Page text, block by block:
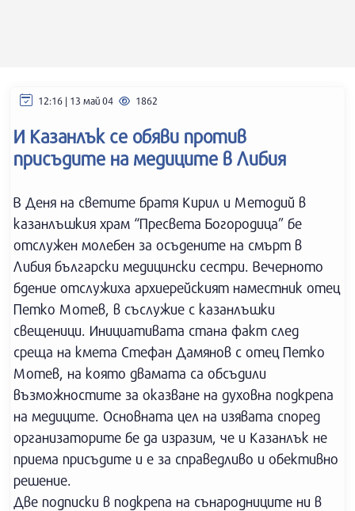
12:16 | 13 май 04 1862
И Казанлък се обяви против
присъдите на медиците в Либия
В Деня на светите братя Кирил и Методий в
казанлъшкия храм “Пресвета Богородица” бе
отслужен молебен за осъдените на смърт в
Либия български медицински сестри. Вечерното
бдение отслужиха архиерейският наместник отец
Петко Мотев, в съслужие с казанлъшки
свещеници. Инициативата стана факт след
среща на кмета Стефан Дамянов с отец Петко
Мотев, на която двамата са обсъдили
възможностите за оказване на духовна подкрепа
на медиците. Основната цел на изявата според
организаторите бе да изразим, че и Казанлък не
приема присъдите и е за справедливо и обективно
решение.
Две подписки в подкрепа на сънародниците ни в